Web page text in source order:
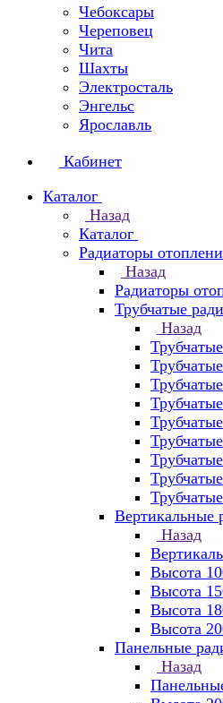
Чебоксары
Череповец
Чита
Шахты
Электросталь
Энгельс
Ярославль
Кабинет
Каталог
Назад
Каталог
Радиаторы
Назад
Радиаторы
Трубчатые
Назад
Вертикальные
Назад
Высота
Высота
Высота
Высота
Панельные
Назад